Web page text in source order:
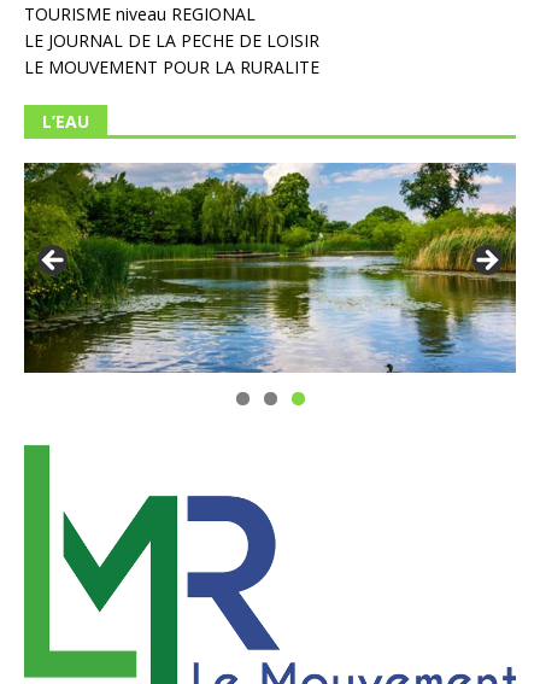
TOURISME niveau REGIONAL
LE JOURNAL DE LA PECHE DE LOISIR
LE MOUVEMENT POUR LA RURALITE
L’EAU